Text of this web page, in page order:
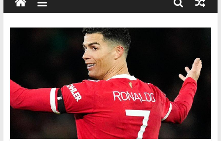
production
extraordinaire: Six commissions
d’enquête à l’ordre du jour ce lundi